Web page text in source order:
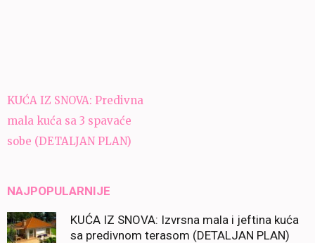
Navigacija
članaka
KUĆA IZ SNOVA: Predivna
mala kuća sa 3 spavaće
sobe (DETALJAN PLAN)
NAJPOPULARNIJE
KUĆA IZ SNOVA: Izvrsna mala i jeftina kuća
sa predivnom terasom (DETALJAN PLAN)